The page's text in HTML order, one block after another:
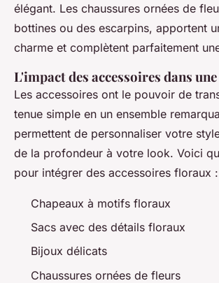
élégant. Les chaussures ornées de
bottines ou des escarpins, apportent
charme et complètent parfaitement
L'impact des accessoires dans
Les accessoires ont le pouvoir de
tenue simple en un ensemble
permettent de personnaliser votre
de la profondeur à votre look. Voici
pour intégrer des accessoires floraux :
Chapeaux à motifs floraux
Sacs avec des détails floraux
Bijoux délicats
Chaussures ornées de fleurs